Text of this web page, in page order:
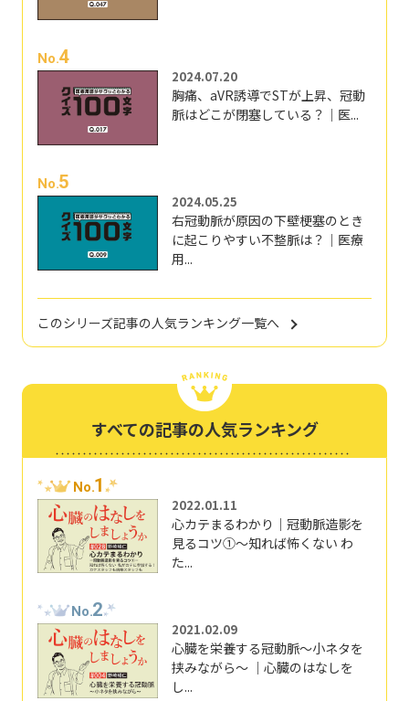
No.4
2024.07.20
胸痛、aVR誘導でSTが上昇、冠動
脈はどこが閉塞している？｜医...
No.5
2024.05.25
右冠動脈が原因の下壁梗塞のとき
に起こりやすい不整脈は？｜医療
用...
このシリーズ記事の人気ランキング一覧へ
すべての記事の人気ランキング
No.1
2022.01.11
心カテまるわかり｜冠動脈造影を
見るコツ①～知れば怖くない わ
た...
No.2
2021.02.09
心臓を栄養する冠動脈～小ネタを
挟みながら～ ｜心臓のはなしを
し...